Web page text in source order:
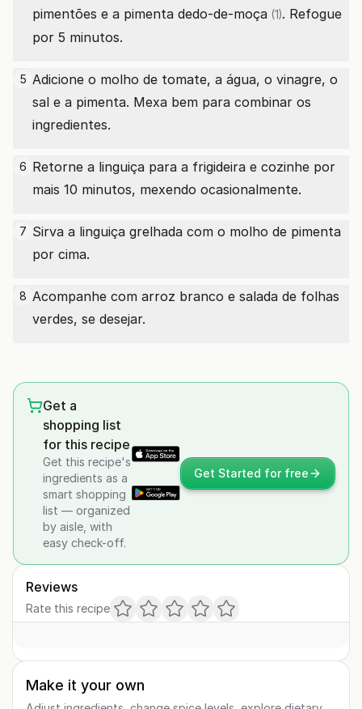
pimentões e a pimenta dedo-de-moça (1). Refogue
por 5 minutos.
5 Adicione o molho de tomate, a água, o vinagre, o
sal e a pimenta. Mexa bem para combinar os
ingredientes.
6 Retorne a linguiça para a frigideira e cozinhe por
mais 10 minutos, mexendo ocasionalmente.
7 Sirva a linguiça grelhada com o molho de pimenta
por cima.
8 Acompanhe com arroz branco e salada de folhas
verdes, se desejar.
Get a
shopping list
for this recipe
Get this recipe's
ingredients as a
smart shopping
list — organized
by aisle, with
easy check-off.
Get Started for free
Reviews
Rate this recipe
Make it your own